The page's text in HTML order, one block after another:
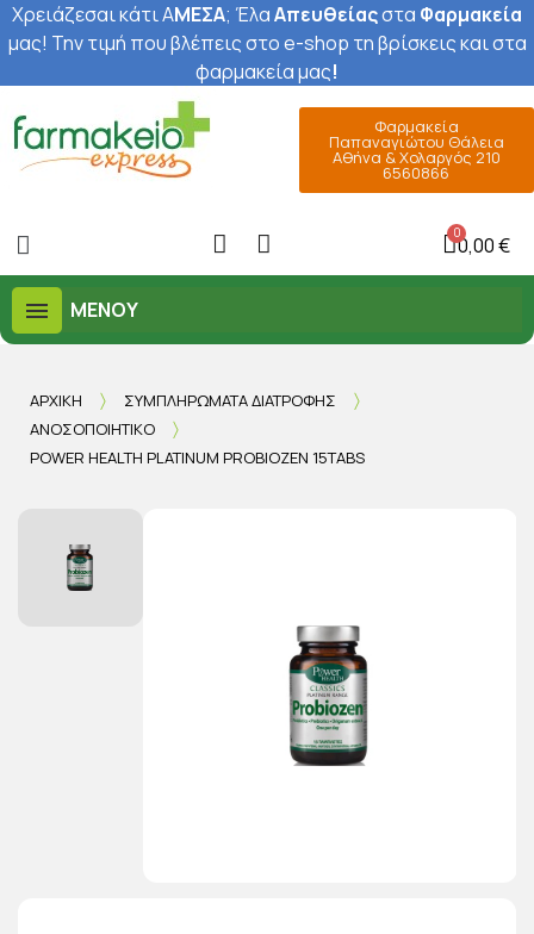
Χρειάζεσαι κάτι ΑΜΕΣΑ; ΈλαΑπευθείαςστα Φαρμακεία
μας! Την τιμή που βλέπεις στο e-shop τη βρίσκεις και στα
φαρμακεία μας!
Φαρμακεία
Παπαναγιώτου Θάλεια
Αθήνα & Χολαργός 210
6560866
0,00 €
ΜΕΝΟΎ
ΑΡΧΙΚΉ
ΣΥΜΠΛΗΡΏΜΑΤΑ ΔΙΑΤΡΟΦΉΣ
ΑΝΟΣΟΠΟΙΗΤΙΚΌ
POWER HEALTH PLATINUM PROBIOZEN 15TABS